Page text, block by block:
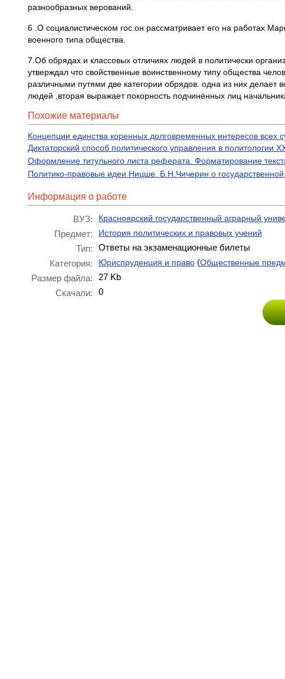
разнообразных верований.
6 .О социалистическом гос.он рассматривает его на работах
военного типа общества.
7.Об обрядах и классовых отличиях людей в политически
утверждал что свойственные воинственному типу общества
различными путями две категории обрядов. одна из них
людей ,вторая выражает покорность подчинённых лиц
Похожие материалы
Концепции единства коренных долговременных интересов всех
Диктаторский способ политического управления в политологии
Оформление титульного листа реферата. Форматирование
Политико-правовые идеи Ницше. Б.Н.Чичерин о
Информация о работе
ВУЗ: Красноярский государственный аграрный
Предмет: История политических и правовых учений
Тип:
Ответы на экзаменационные билеты
Категория:
Юриспруденция и право (Общественные
Размер файла:
27 Kb
Скачали:
0